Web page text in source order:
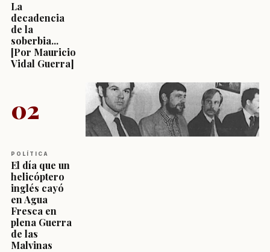
La
decadencia
de la
soberbia...
[Por Mauricio
Vidal Guerra]
02
POLÍTICA
El día que un
helicóptero
inglés cayó
en Agua
Fresca en
plena Guerra
de las
Malvinas